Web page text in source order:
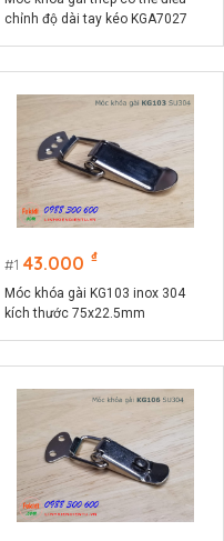
chỉnh độ dài tay kéo KGA7027
1 43.000 ₫
Móc khóa gài KG103 inox 304
kích thước 75x22.5mm